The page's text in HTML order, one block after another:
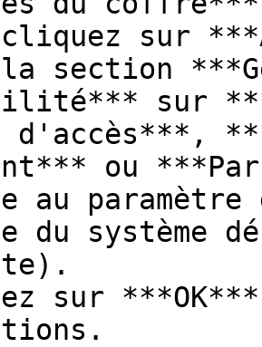
sur
la section
sur
ou
au
du système
sur